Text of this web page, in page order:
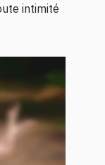
intimité